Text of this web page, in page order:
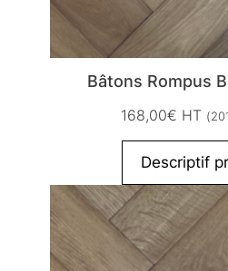
Bâtons Rompus
168,00€ HT (
Descriptif